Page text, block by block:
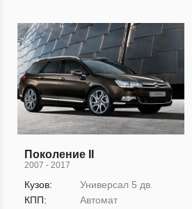
Поколение II
2007 - 2017
Кузов:
Универсал 5 дв.
КПП:
Автомат